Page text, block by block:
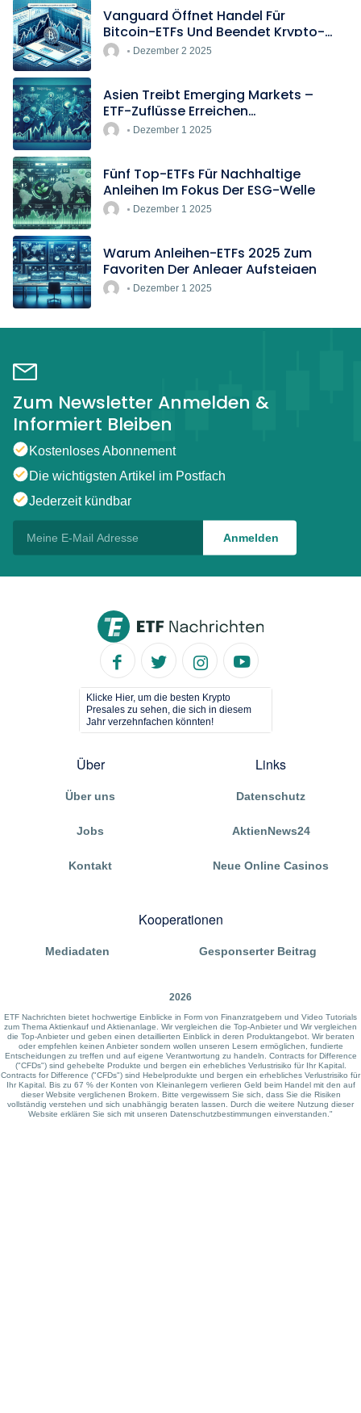
Vanguard Öffnet Handel Für
Bitcoin-ETFs Und Beendet Krypto-
BlockadeDezember 2 2025
Asien Treibt Emerging Markets –
ETF-Zuflüsse Erreichen
Rekordtempo
Dezember 1 2025
Fünf Top-ETFs Für Nachhaltige
Anleihen Im Fokus Der ESG-Welle
Dezember 1 2025
Warum Anleihen-ETFs 2025 Zum
Favoriten Der Anleger Aufsteigen
Dezember 1 2025
Zum Newsletter Anmelden &
Informiert Bleiben
Kostenloses Abonnement
Die wichtigsten Artikel im Postfach
Jederzeit kündbar
Klicke Hier, um die besten Krypto
Presales zu sehen, die sich in diesem
Jahr verzehnfachen könnten!
Über
Über uns
Jobs
Kontakt
Links
Datenschutz
AktienNews24
Neue Online Casinos
Kooperationen
Mediadaten Gesponserter Beitrag
2026
ETF Nachrichten bietet hochwertige Einblicke in Form von Finanzratgebern und Video Tutorials
zum Thema Aktienkauf und Aktienanlage. Wir vergleichen die Top-Anbieter und Wir vergleichen
die Top-Anbieter und geben einen detaillierten Einblick in deren Produktangebot. Wir beraten
oder empfehlen keinen Anbieter sondern wollen unseren Lesern ermöglichen, fundierte
Entscheidungen zu treffen und auf eigene Verantwortung zu handeln. Contracts for Difference
("CFDs") sind gehebelte Produkte und bergen ein erhebliches Verlustrisiko für Ihr Kapital.
Contracts for Difference ("CFDs") sind Hebelprodukte und bergen ein erhebliches Verlustrisiko für
Ihr Kapital. Bis zu 67 % der Konten von Kleinanlegern verlieren Geld beim Handel mit den auf
dieser Website verglichenen Brokern. Bitte vergewissern Sie sich, dass Sie die Risiken
vollständig verstehen und sich unabhängig beraten lassen. Durch die weitere Nutzung dieser
Website erklären Sie sich mit unseren Datenschutzbestimmungen einverstanden."